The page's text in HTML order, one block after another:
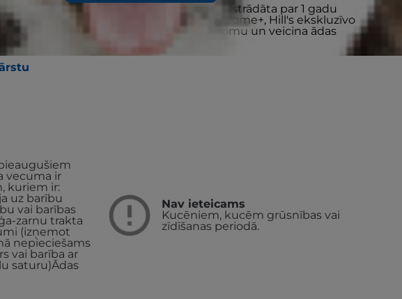
ir lolojumdzīvnieku papildbarība, kas izstrādāta par 1 gadu
ar barības nepanesamību. Ar ActivBiome+, Hill's ekskluzīvo
gardumi baro jūsu suņa mikrobiomu un veicina ādas
vecuma ir
kuriem ir:
uz barību
vai barības
zarnu trakta
(izņemot
nepieciešams
vai barība ar
saturu)Ādas
Nav ieteicams
Kucēniem, kucēm grūsnības vai
zīdīšanas periodā.